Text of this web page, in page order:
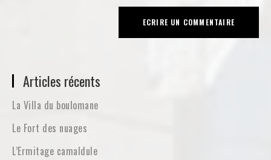
Articles récents
La Villa du boulomane
Le Fort des nuages
L’Ermitage camaldule